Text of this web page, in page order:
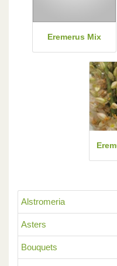
Alstromeria
Asters
Bouquets
Eremerus Mix